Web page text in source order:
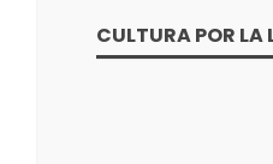
CULTURA POR LA